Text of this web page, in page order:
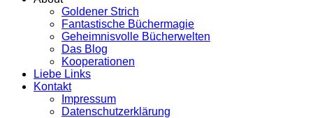
Goldener Strich
Fantastische Büchermagie
Geheimnisvolle Bücherwelten
Das Blog
Kooperationen
Liebe Links
Kontakt
Impressum
Datenschutzerklärung